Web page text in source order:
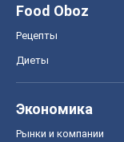
Food Oboz
Рецепты
Диеты
Экономика
Рынки и компании